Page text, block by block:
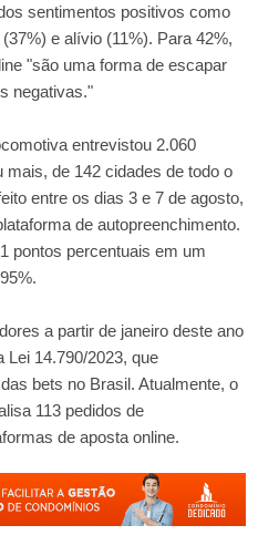
sentimentos positivos como
e alívio (11%). Para 42%,
"são uma forma de escapar
negativas."
entrevistou 2.060
de 142 cidades de todo o
entre os dias 3 e 7 de agosto,
de autopreenchimento.
pontos percentuais em um
a partir de janeiro deste ano
Lei 14.790/2023, que
bets no Brasil. Atualmente, o
113 pedidos de
de aposta online.